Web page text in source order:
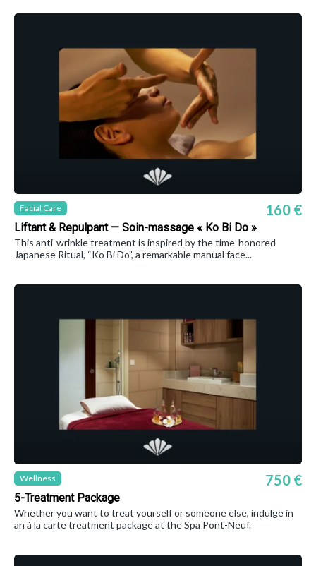
Facial Care
Liftant & Repulpant — Soin-massage « Ko Bi Do »
160 €
This anti-wrinkle treatment is inspired by the time-honored
Japanese Ritual, “Ko Bi Do”, a remarkable manual face...
Wellness
5-Treatment Package
750 €
Whether you want to treat yourself or someone else, indulge in
an à la carte treatment package at the Spa Pont-Neuf.